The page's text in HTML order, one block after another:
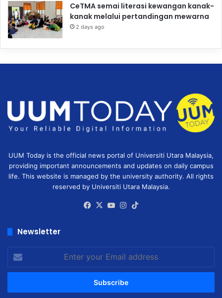
CeTMA semai literasi kewangan kanak-
kanak melalui pertandingan mewarna
2 days ago
UUM Today is the official news portal of Universiti Utara Malaysia,
providing important announcements and updates on daily campus
life. This website is managed by the university authority. All rights
reserved by Universiti Utara Malaysia.
Facebook
X YouTubeInstagram
Newsletter
your
Email